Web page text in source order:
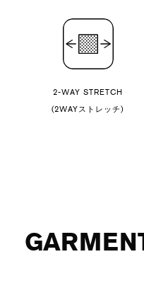
2-WAY STRETCH
(2WAYストレッチ)